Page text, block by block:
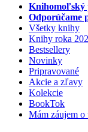
Knihomoľský
Odporúčame
Všetky knihy
Knihy roka
Bestsellery
Novinky
Pripravované
Akcie a zľavy
Kolekcie
BookTok
Mám záujem o